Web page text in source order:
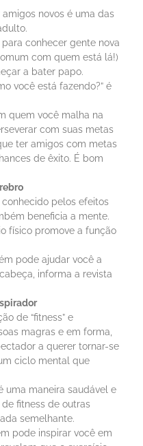
novos é uma das
conhecer gente nova
com quem está lá!)
a bater papo.
você está fazendo?” é
quem você malha na
com suas metas
ter amigos com metas
de êxito. É bom
pelos efeitos
beneficia a mente.
físico promove a função
pode ajudar você a
informa a revista
de “fitness” e
magras e em forma,
a querer tornar-se
ciclo mental que
uma maneira saudável e
fitness de outras
semelhante.
pode inspirar você em